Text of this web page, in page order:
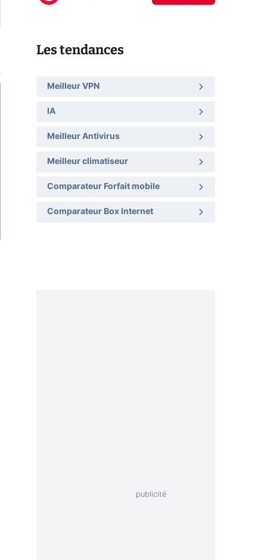
Les tendances
Meilleur VPN
IA
Meilleur Antivirus
Meilleur climatiseur
Comparateur Forfait mobile
Comparateur Box Internet